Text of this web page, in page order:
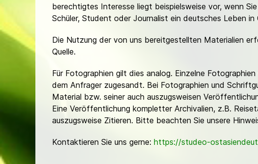
berechtigtes Interesse liegt beispielsweise vor, wenn
Schüler, Student oder Journalist ein deutsches Leben
Die Nutzung der von uns bereitgestellten Materialien
Quelle.
Für Fotographien gilt dies analog. Einzelne
dem Anfrager zugesandt. Bei Fotographien und
Material bzw. seiner auch auszugsweisen
Eine Veröffentlichung kompletter Archivalien, z.B.
auszugsweise Zitieren. Bitte beachten Sie unsere
Kontaktieren Sie uns gerne: https://studeo-